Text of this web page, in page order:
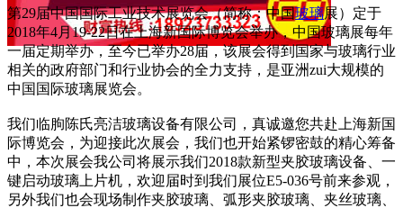
第29届中国国际工业技术展览会（简称：中国玻璃展）定于
2018年4月19-22日在上海新国际博览会举办，中国玻璃展每年
一届定期举办，至今已举办28届，该展会得到国家与玻璃行业
相关的政府部门和行业协会的全力支持，是亚洲zui大规模的
中国国际玻璃展览会。
我们临朐陈氏亮洁玻璃设备有限公司，真诚邀您共赴上海新国
际博览会，为迎接此次展会，我们也开始紧锣密鼓的精心筹备
中，本次展会我公司将展示我们2018款新型夹胶玻璃设备、一
键启动玻璃上片机，欢迎届时到我们展位E5-036号前来参观，
另外我们也会现场制作夹胶玻璃、弧形夹胶玻璃、夹丝玻璃、